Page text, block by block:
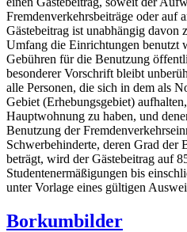
Fremdenverkehrsbeiträge oder auf
Gästebeitrag ist unabhängig davon
Umfang die Einrichtungen benutzt
Gebühren für die Benutzung
besonderer Vorschrift bleibt
alle Personen, die sich in dem als
Gebiet (Erhebungsgebiet)
Hauptwohnung zu haben, und
Benutzung der
Schwerbehinderte, deren Grad der
beträgt, wird der Gästebeitrag auf
Studentenermäßigungen bis
unter Vorlage eines gültigen
Borkumbilder